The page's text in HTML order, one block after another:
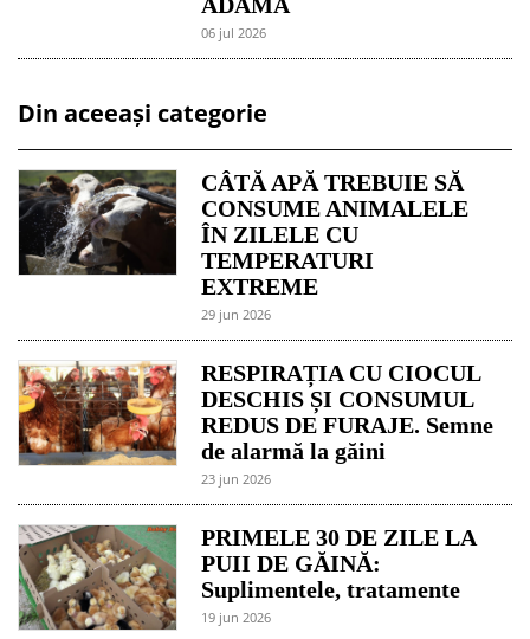
06 jul 2026
Din aceeași categorie
CÂTĂ APĂ TREBUIE SĂ
CONSUME ANIMALELE
ÎN ZILELE CU
TEMPERATURI
EXTREME
29 jun 2026
RESPIRAȚIA CU CIOCUL
DESCHIS ȘI CONSUMUL
REDUS DE FURAJE. Semne
de alarmă la găini
23 jun 2026
PRIMELE 30 DE ZILE LA
PUII DE GĂINĂ:
Suplimentele, tratamente
19 jun 2026